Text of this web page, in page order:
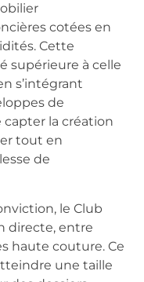
cotées en
Cette
supérieure à celle
s’intégrant
de
capter la création
tout en
de
le Club
directe, entre
haute couture. Ce
une taille